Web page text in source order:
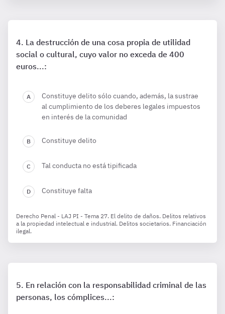
La destrucción de una cosa propia de utilidad
social o cultural, cuyo valor no exceda de 400
euros...:
Constituye delito sólo cuando, además, la sustrae
al cumplimiento de los deberes legales impuestos
en interés de la comunidad
Constituye delito
Tal conducta no está tipificada
Constituye falta
Derecho Penal - LAJ PI - Tema 27. El delito de daños. Delitos relativos
a la propiedad intelectual e industrial. Delitos societarios. Financiación
ilegal.
En relación con la responsabilidad criminal de las
personas, los cómplices...: